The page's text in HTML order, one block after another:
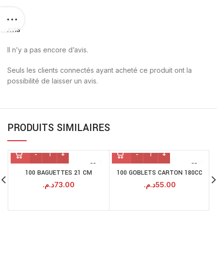
AVIS
Il n’y a pas encore d’avis.
Seuls les clients connectés ayant acheté ce produit ont la
possibilité de laisser un avis.
PRODUITS SIMILAIRES
100 BAGUETTES 21 CM
73.00د.م.
100 GOBLETS CARTON 180CC
55.00د.م.